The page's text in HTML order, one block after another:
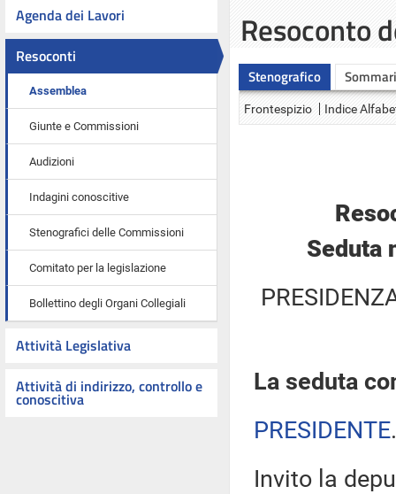
Agenda dei Lavori
Resoconti
Assemblea
Giunte e Commissioni
Audizioni
Indagini conoscitive
Stenografici delle Commissioni
Comitato per la legislazione
Bollettino degli Organi Collegiali
Attività Legislativa
Attività di indirizzo, controllo e
conoscitiva
Resoconto
Stenografico
Frontespizio Indice
Seduta
La seduta
PRESIDENTE
Invito la